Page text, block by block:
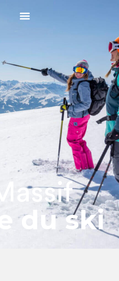
du ski